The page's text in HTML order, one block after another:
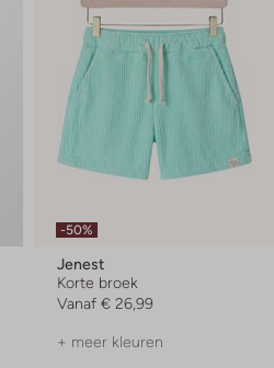
-50%
Jenest
Korte broek
Vanaf € 26,99
+ meer kleuren